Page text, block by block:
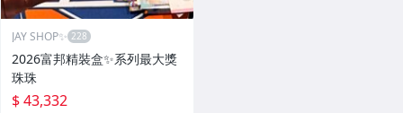
JAY SHOP✨
2026富邦精裝盒✨系列最大獎
珠珠
$ 43,332